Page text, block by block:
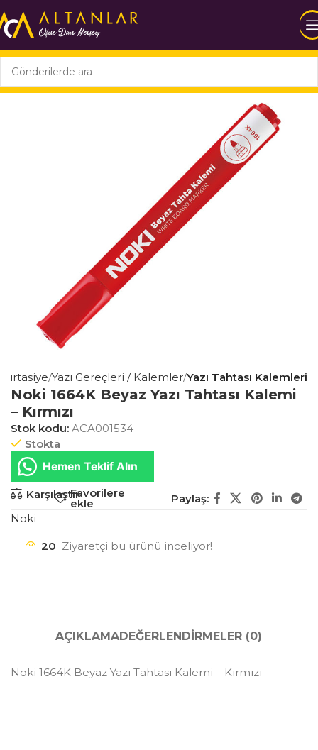
Yazı Gereçleri / Kalemler Yazı Tahtası Kalemleri
Noki 1664K Beyaz Yazı Tahtası Kalemi
– Kırmızı
Stok kodu: ACA001534
Stokta
Hemen Teklif Alın
KarşılaştırFavorilere
ekle
Paylaş:
Noki
20 Ziyaretçi bu ürünü inceliyor!
AÇIKLAMADEĞERLENDIRMELER (0)
Noki 1664K Beyaz Yazı Tahtası Kalemi – Kırmızı